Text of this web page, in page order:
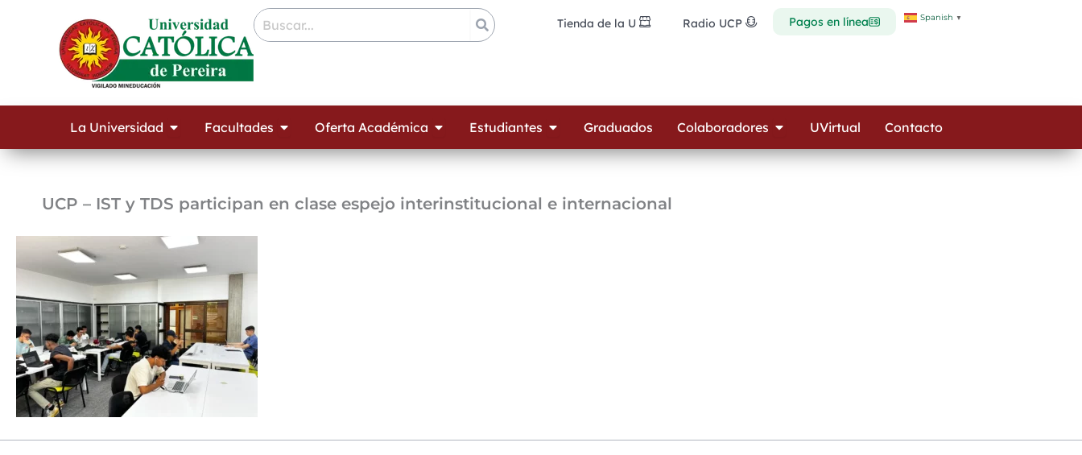
Tienda de la U Radio UCP Pagos en línea Spanish ▼
La Universidad Open La Universidad
Facultades Open Facultades
Oferta Académica Open Oferta Académica
Estudiantes Open Estudiantes
Graduados Colaboradores Open Colaboradores
UVirtual Contacto
UCP – IST y TDS participan en clase espejo interinstitucional e internacional